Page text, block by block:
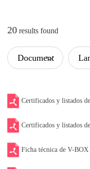
20 results found
Document
Certificados y listados
Certificados y listados
Ficha técnica de V-